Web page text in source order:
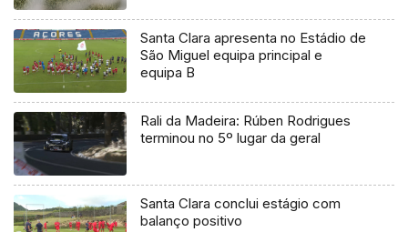
Santa Clara apresenta no Estádio de
São Miguel equipa principal e
equipa B
Rali da Madeira: Rúben Rodrigues
terminou no 5º lugar da geral
Santa Clara conclui estágio com
balanço positivo